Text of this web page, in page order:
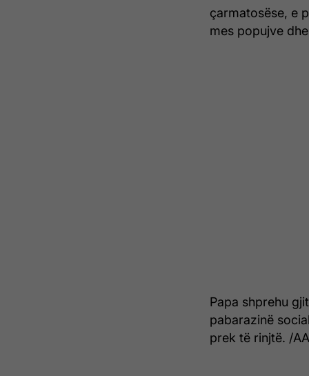
çarmatosëse, e
mes popujve
Papa shprehu
pabarazinë
prek të rinjtë. /